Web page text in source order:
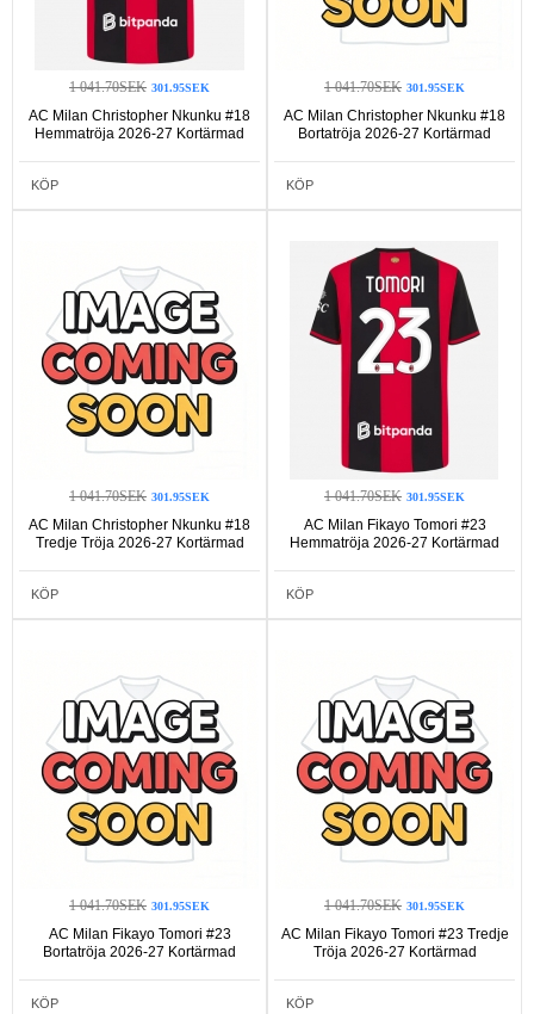
1 041.70SEK 301.95SEK
AC Milan Christopher Nkunku #18
Hemmatröja 2026-27 Kortärmad
KÖP
1 041.70SEK 301.95SEK
AC Milan Christopher Nkunku #18
Bortatröja 2026-27 Kortärmad
KÖP
1 041.70SEK 301.95SEK
AC Milan Christopher Nkunku #18
Tredje Tröja 2026-27 Kortärmad
KÖP
1 041.70SEK 301.95SEK
AC Milan Fikayo Tomori #23
Hemmatröja 2026-27 Kortärmad
KÖP
1 041.70SEK 301.95SEK
AC Milan Fikayo Tomori #23
Bortatröja 2026-27 Kortärmad
KÖP
1 041.70SEK 301.95SEK
AC Milan Fikayo Tomori #23 Tredje
Tröja 2026-27 Kortärmad
KÖP